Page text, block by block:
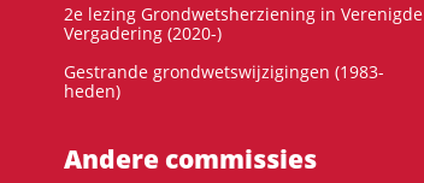
2e lezing Grondwetsherziening in Verenigde
Vergadering (2020-)
Gestrande grondwetswijzigingen (1983-
heden)
Andere commissies